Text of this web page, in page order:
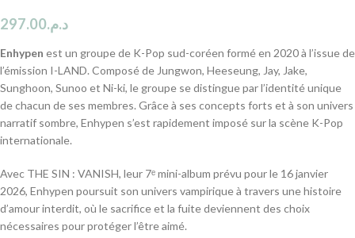
د.م.297.00
Enhypen est un groupe de K-Pop sud-coréen formé en 2020 à l’issue de
l’émission I-LAND. Composé de Jungwon, Heeseung, Jay, Jake,
Sunghoon, Sunoo et Ni-ki, le groupe se distingue par l’identité unique
de chacun de ses membres. Grâce à ses concepts forts et à son univers
narratif sombre, Enhypen s’est rapidement imposé sur la scène K-Pop
internationale.
Avec THE SIN : VANISH, leur 7ᵉ mini-album prévu pour le 16 janvier
2026, Enhypen poursuit son univers vampirique à travers une histoire
d’amour interdit, où le sacrifice et la fuite deviennent des choix
nécessaires pour protéger l’être aimé.